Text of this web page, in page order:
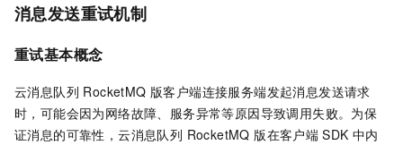
消息发送重试机制
重试基本概念
云消息队列 RocketMQ 版客户端连接服务端发起消息发送请求
时，可能会因为网络故障、服务异常等原因导致调用失败。为保
证消息的可靠性，云消息队列 RocketMQ 版在客户端 SDK 中内